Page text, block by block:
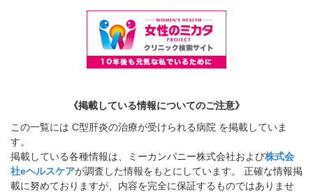
《掲載している情報についてのご注意》
この一覧には C型肝炎の治療が受けられる病院 を掲載していま
す。
掲載している各種情報は、ミーカンパニー株式会社および株式会
社eヘルスケアが調査した情報をもとにしています。 正確な情報掲
載に努めておりますが、内容を完全に保証するものではありませ